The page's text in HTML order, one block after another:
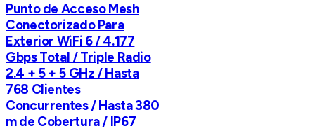
Punto de Acceso Mesh
Conectorizado Para
Exterior WiFi 6 / 4.177
Gbps Total / Triple Radio
2.4 + 5 + 5 GHz / Hasta
768 Clientes
Concurrentes / Hasta 380
m de Cobertura / IP67